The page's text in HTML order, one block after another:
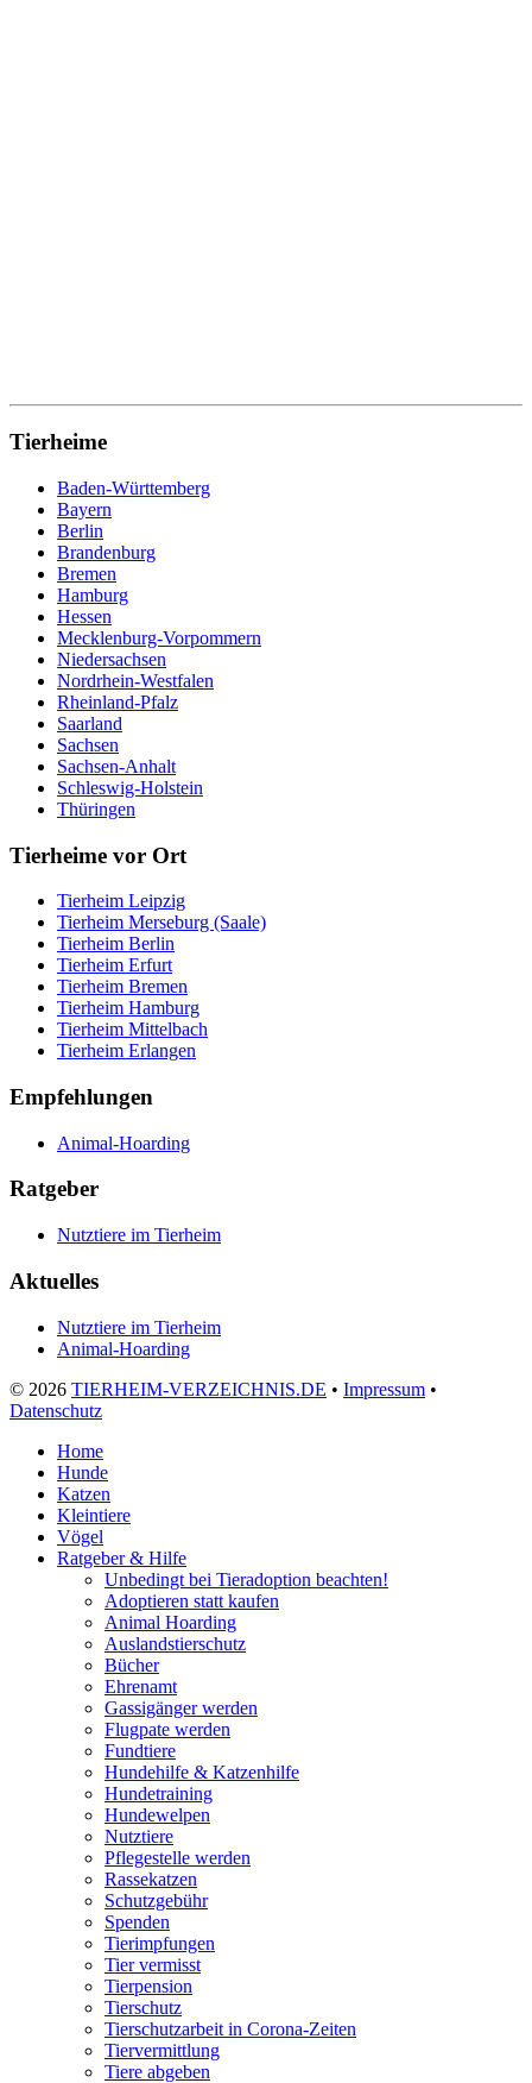
Tierheime
Baden-Württemberg
Bayern
Berlin
Brandenburg
Bremen
Hamburg
Hessen
Mecklenburg-Vorpommern
Niedersachsen
Nordrhein-Westfalen
Rheinland-Pfalz
Saarland
Sachsen
Sachsen-Anhalt
Schleswig-Holstein
Thüringen
Tierheime vor Ort
Tierheim Leipzig
Tierheim Merseburg (Saale)
Tierheim Berlin
Tierheim Erfurt
Tierheim Bremen
Tierheim Hamburg
Tierheim Mittelbach
Tierheim Erlangen
Empfehlungen
Animal-Hoarding
Ratgeber
Nutztiere im Tierheim
Aktuelles
Nutztiere im Tierheim
Animal-Hoarding
© 2026 TIERHEIM-VERZEICHNIS.DE • Impressum •
Datenschutz
Home
Hunde
Katzen
Kleintiere
Vögel
Ratgeber & Hilfe
Unbedingt bei Tieradoption beachten!
Adoptieren statt kaufen
Animal Hoarding
Auslandstierschutz
Bücher
Ehrenamt
Gassigänger werden
Flugpate werden
Fundtiere
Hundehilfe & Katzenhilfe
Hundetraining
Hundewelpen
Nutztiere
Pflegestelle werden
Rassekatzen
Schutzgebühr
Spenden
Tierimpfungen
Tier vermisst
Tierpension
Tierschutz
Tierschutzarbeit in Corona-Zeiten
Tiervermittlung
Tiere abgeben